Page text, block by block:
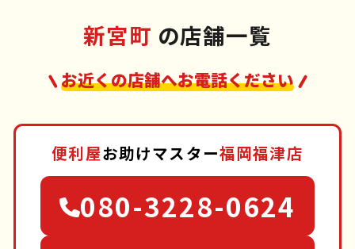
新宮町 の店舗一覧
お近くの店舗へお電話ください
便利屋お助けマスター福岡福津店
080-3228-0624